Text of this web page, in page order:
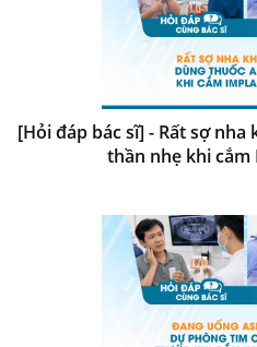
[Hỏi đáp bác sĩ] - Rất sợ
thần nhẹ khi cắm